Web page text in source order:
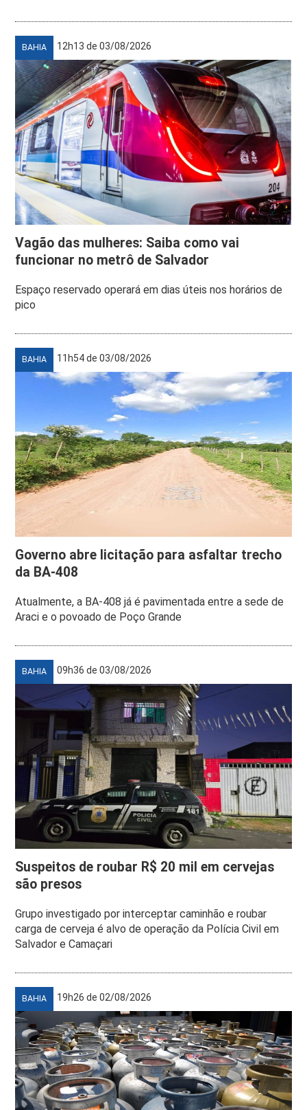
BAHIA 12h13 de 03/08/2026
Vagão das mulheres: Saiba como vai
funcionar no metrô de Salvador
Espaço reservado operará em dias úteis nos horários de
pico
BAHIA 11h54 de 03/08/2026
Governo abre licitação para asfaltar trecho
da BA-408
Atualmente, a BA-408 já é pavimentada entre a sede de
Araci e o povoado de Poço Grande
BAHIA 09h36 de 03/08/2026
Suspeitos de roubar R$ 20 mil em cervejas
são presos
Grupo investigado por interceptar caminhão e roubar
carga de cerveja é alvo de operação da Polícia Civil em
Salvador e Camaçari
BAHIA 19h26 de 02/08/2026